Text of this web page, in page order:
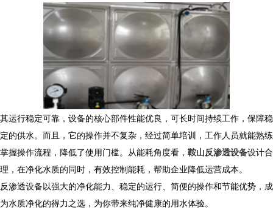
其运行稳定可靠，设备的核心部件性能优良，可长时间持续工作，保障稳
定的供水。而且，它的操作并不复杂，经过简单培训，工作人员就能熟练
掌握操作流程，降低了使用门槛。从能耗角度看， 鞍山反渗透设备设计合
理，在净化水质的同时，有效控制能耗，帮助企业降低运营成本。
反渗透设备以强大的净化能力、稳定的运行、简便的操作和节能优势，成
为水质净化的得力之选，为你带来纯净健康的用水体验。